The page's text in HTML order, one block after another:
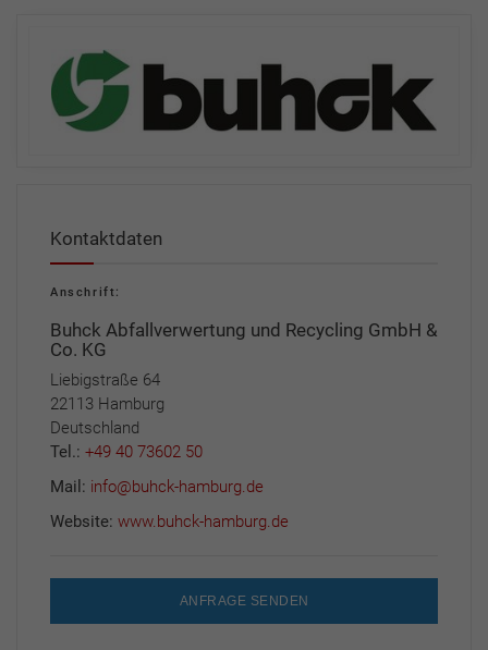
Kontaktdaten
Anschrift:
Buhck Abfallverwertung und Recycling GmbH &
Co. KG
Liebigstraße 64
22113 Hamburg
Deutschland
Tel.: +49 40 73602 50
Mail: info@buhck-hamburg.de
Website: www.buhck-hamburg.de
ANFRAGE SENDEN